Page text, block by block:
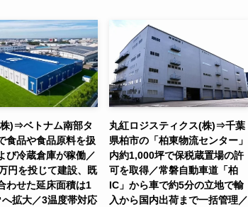
)⇒ベトナム南部タ
食品や食品原料を扱
び冷蔵倉庫が稼働／
円を投じて建設、既
わせた延床面積は1
拡大／3温度帯対応
丸紅ロジスティクス(株)⇒千葉
県柏市の「柏東物流センター」
内約1,000坪で保税蔵置場の許
可を取得／常磐自動車道「柏
IC」から車で約5分の立地で輸
入から国内出荷まで一括管理／